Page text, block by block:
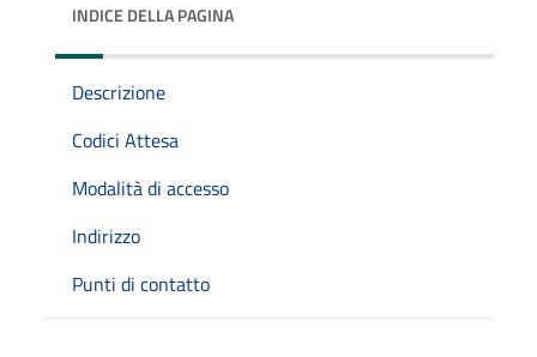
INDICE DELLA PAGINA
Descrizione
Codici Attesa
Modalità di accesso
Indirizzo
Punti di contatto